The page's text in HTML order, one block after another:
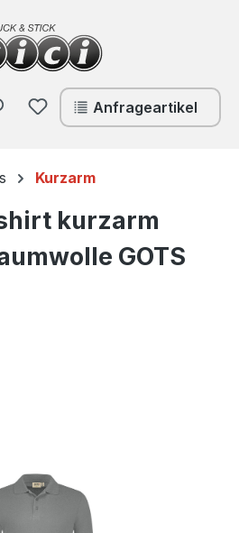
Du hast 0 Produkte auf
Anfrageartikel
Kurzarm
kurzarm
GOTS